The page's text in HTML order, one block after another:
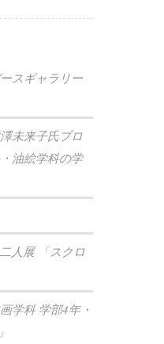
スギャラリー
未来子氏プロ
油絵学科の学
人展 「スクロ
学科 学部4年・